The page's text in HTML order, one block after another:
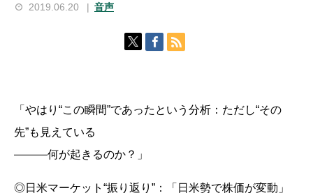
2019.06.20 音声
「やはり“この瞬間”であったという分析：ただし“その
先”も見えている
―――何が起きるのか？」
◎日米マーケット“振り返り”：「日米勢で株価が変動」